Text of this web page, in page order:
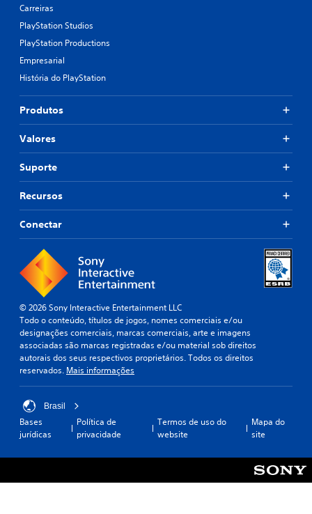
Carreiras
PlayStation Studios
PlayStation Productions
Empresarial
História do PlayStation
Produtos
Valores
Suporte
Recursos
Conectar
© 2026 Sony Interactive Entertainment LLC
Todo o conteúdo, títulos de jogos, nomes comerciais e/ou
designações comerciais, marcas comerciais, arte e imagens
associadas são marcas registradas e/ou material sob direitos
autorais dos seus respectivos proprietários. Todos os direitos
reservados. Mais informações
Brasil
Bases
jurídicas
Política de
privacidade
Termos de uso do
website
Mapa do
site